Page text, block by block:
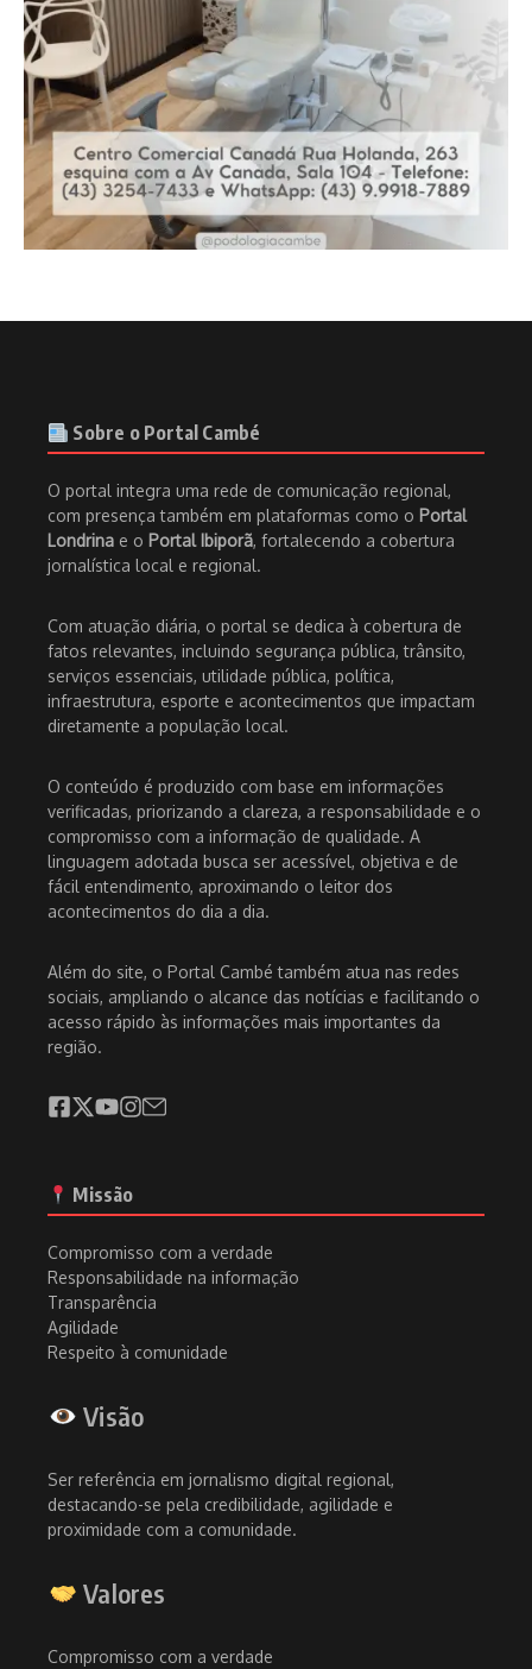
Sobre o Portal Cambé
O portal integra uma rede de comunicação regional,
com presença também em plataformas como o Portal
Londrina e o Portal Ibiporã, fortalecendo a cobertura
jornalística local e regional.
Com atuação diária, o portal se dedica à cobertura de
fatos relevantes, incluindo segurança pública, trânsito,
serviços essenciais, utilidade pública, política,
infraestrutura, esporte e acontecimentos que impactam
diretamente a população local.
O conteúdo é produzido com base em informações
verificadas, priorizando a clareza, a responsabilidade e o
compromisso com a informação de qualidade. A
linguagem adotada busca ser acessível, objetiva e de
fácil entendimento, aproximando o leitor dos
acontecimentos do dia a dia.
Além do site, o Portal Cambé também atua nas redes
sociais, ampliando o alcance das notícias e facilitando o
acesso rápido às informações mais importantes da
região.
Missão
Compromisso com a verdade
Responsabilidade na informação
Transparência
Agilidade
Respeito à comunidade
Visão
Ser referência em jornalismo digital regional,
destacando-se pela credibilidade, agilidade e
proximidade com a comunidade.
Valores
Compromisso com a verdade